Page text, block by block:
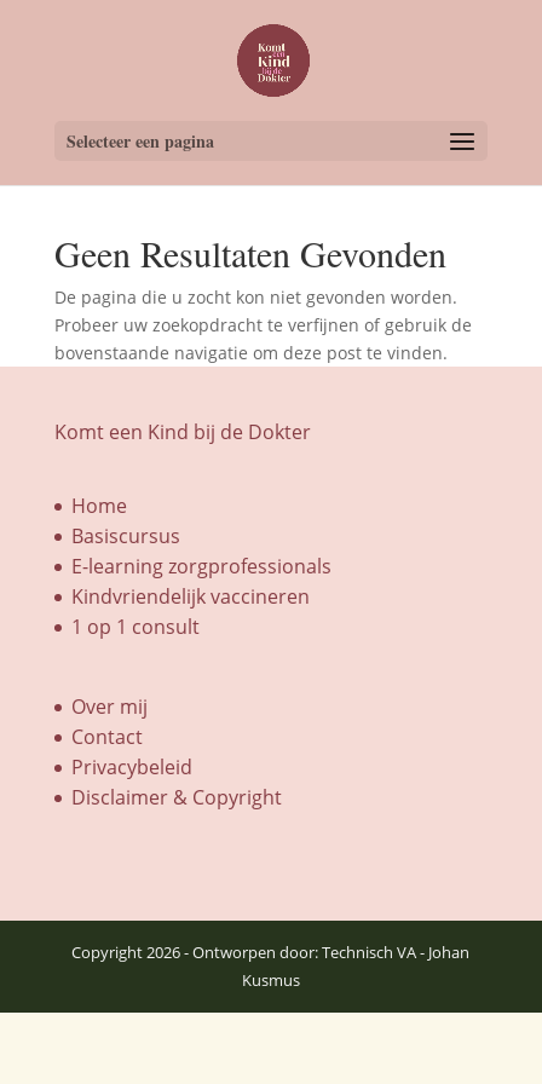
Selecteer een pagina
Geen Resultaten Gevonden
De pagina die u zocht kon niet gevonden worden.
Probeer uw zoekopdracht te verfijnen of gebruik de
bovenstaande navigatie om deze post te vinden.
Komt een Kind bij de Dokter
Home
Basiscursus
E-learning zorgprofessionals
Kindvriendelijk vaccineren
1 op 1 consult
Over mij
Contact
Privacybeleid
Disclaimer & Copyright
Copyright 2026 - Ontworpen door: Technisch VA - Johan
Kusmus